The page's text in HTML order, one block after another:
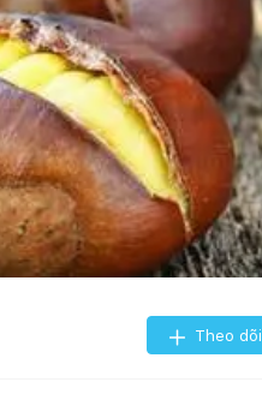
Theo dõi